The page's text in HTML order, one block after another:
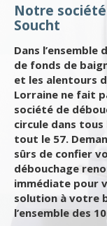
Notre
Soucht
Dans l’ensemble
de fonds de
et les alentours
Lorraine ne fait
société de
circule dans
tout le 57.
sûrs de confier
débouchage
immédiate pour
solution à votre
l’ensemble des